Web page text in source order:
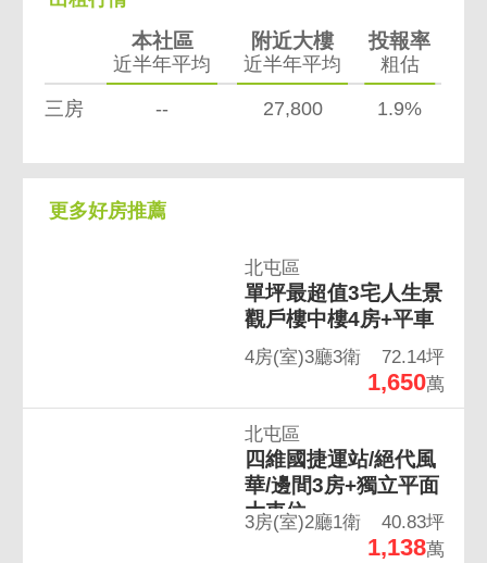
本社區
近半年平均
附近大樓
近半年平均
投報率
粗估
三房 -- 27,800 1.9%
更多好房推薦
北屯區
單坪最超值3宅人生景
觀戶樓中樓4房+平車
4房(室)3廳3衛 72.14坪
1,650萬
北屯區
四維國捷運站/絕代風
華/邊間3房+獨立平面
大車位
3房(室)2廳1衛 40.83坪
1,138萬